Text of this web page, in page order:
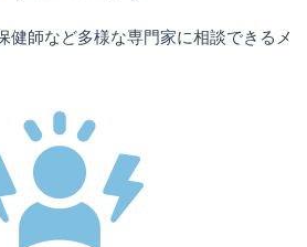
健師など多様な専門家に相談できるメ